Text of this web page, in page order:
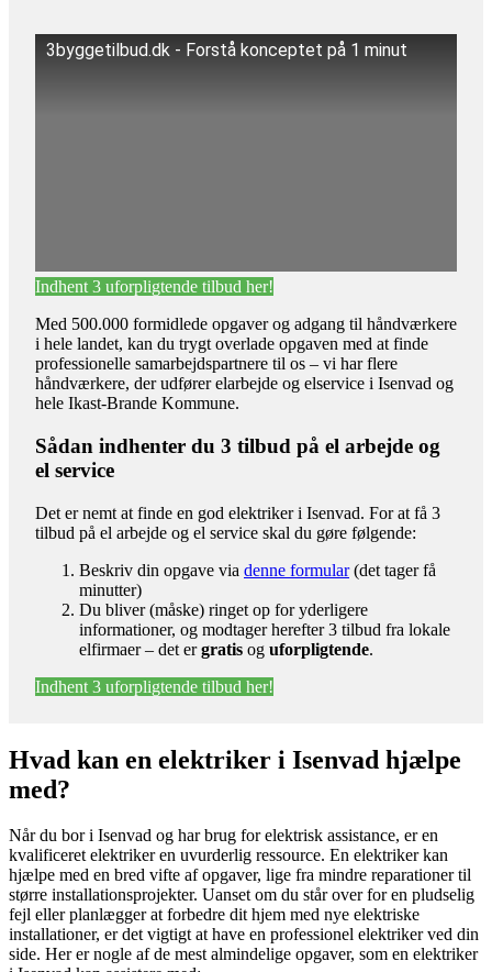
3byggetilbud.dk - Forstå konceptet på 1 minut
Indhent 3 uforpligtende tilbud her!
Med 500.000 formidlede opgaver og adgang til håndværkere
i hele landet, kan du trygt overlade opgaven med at finde
professionelle samarbejdspartnere til os – vi har flere
håndværkere, der udfører elarbejde og elservice i Isenvad og
hele Ikast-Brande Kommune.
Sådan indhenter du 3 tilbud på el arbejde og
el service
Det er nemt at finde en god elektriker i Isenvad. For at få 3
tilbud på el arbejde og el service skal du gøre følgende:
Beskriv din opgave via denne formular(det tager få
minutter)
Du bliver (måske) ringet op for yderligere
informationer, og modtager herefter 3 tilbud fra lokale
elfirmaer – det ergratis og uforpligtende.
Indhent 3 uforpligtende tilbud her!
Hvad kan en elektriker i Isenvad hjælpe
med?
Når du bor i Isenvad og har brug for elektrisk assistance, er en
kvalificeret elektriker en uvurderlig ressource. En elektriker kan
hjælpe med en bred vifte af opgaver, lige fra mindre reparationer til
større installationsprojekter. Uanset om du står over for en pludselig
fejl eller planlægger at forbedre dit hjem med nye elektriske
installationer, er det vigtigt at have en professionel elektriker ved din
side. Her er nogle af de mest almindelige opgaver, som en elektriker